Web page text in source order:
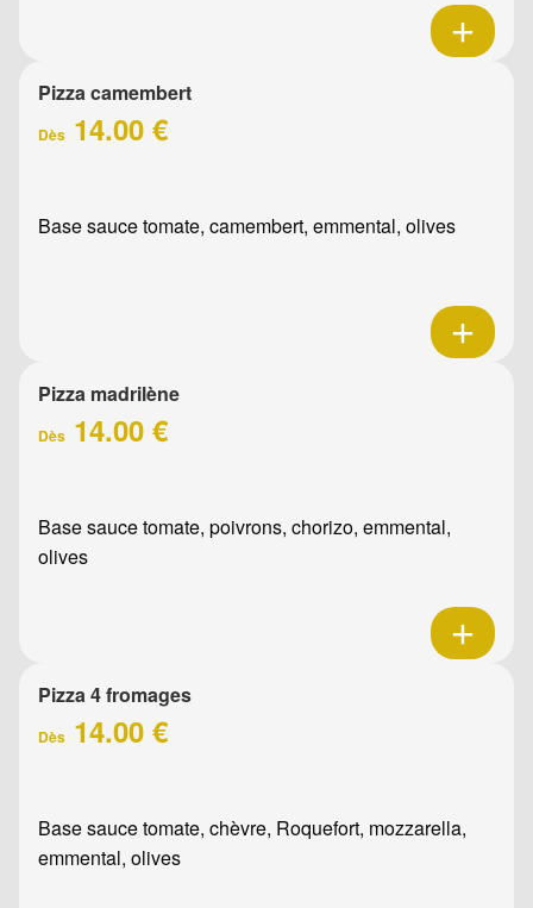
Pizza camembert
Dès 14.00 €
Base sauce tomate, camembert, emmental, olives
Pizza madrilène
Dès 14.00 €
Base sauce tomate, poivrons, chorizo, emmental,
olives
Pizza 4 fromages
Dès 14.00 €
Base sauce tomate, chèvre, Roquefort, mozzarella,
emmental, olives